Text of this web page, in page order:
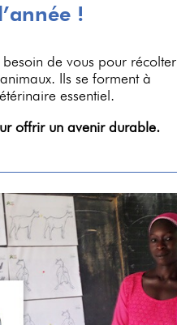
!
de vous pour récolter
Ils se forment à
essentiel.
offrir un avenir durable.